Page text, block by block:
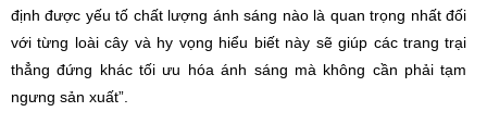
định được yếu tố chất lượng ánh sáng nào là quan trọng nhất đối
với từng loài cây và hy vọng hiểu biết này sẽ giúp các trang trại
thẳng đứng khác tối ưu hóa ánh sáng mà không cần phải tạm
ngưng sản xuất”.